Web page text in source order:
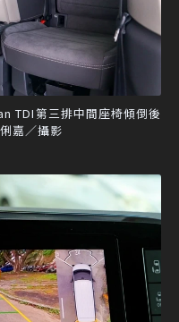
TDI第三排中間座椅傾倒後
嘉／攝影